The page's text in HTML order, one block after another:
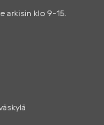
arkisin klo 9-15.